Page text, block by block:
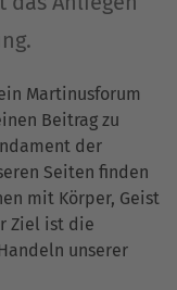
Martinusforum
Beitrag zu
der
Seiten finden
mit Körper, Geist
Ziel ist die
unserer